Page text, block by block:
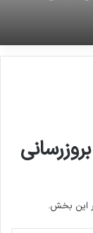
این بخش.